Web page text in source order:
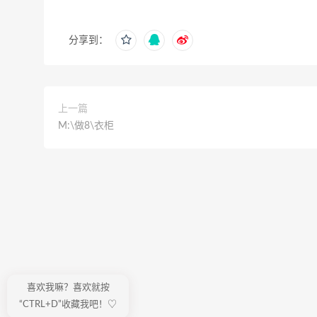
分享到：
上一篇
M:\做8\衣柜
喜欢我嘛？喜欢就按
“CTRL+D”收藏我吧！♡